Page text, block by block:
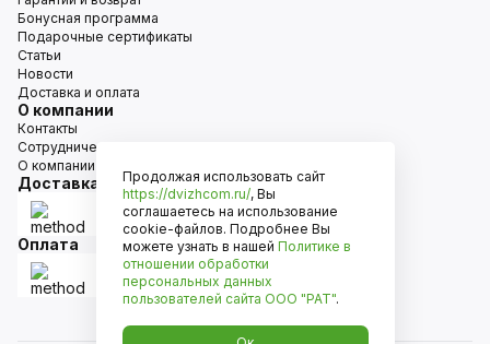
Бонусная программа
Подарочные сертификаты
Статьи
Новости
Доставка и оплата
О компании
Контакты
Сотрудничество
О компании
Доставка
Оплата
Продолжая использовать сайт
https://dvizhcom.ru/, Вы
соглашаетесь на использование
cookie-файлов. Подробнее Вы
можете узнать в нашей Политике в
отношении обработки
персональных данных
пользователей сайта ООО "РАТ".